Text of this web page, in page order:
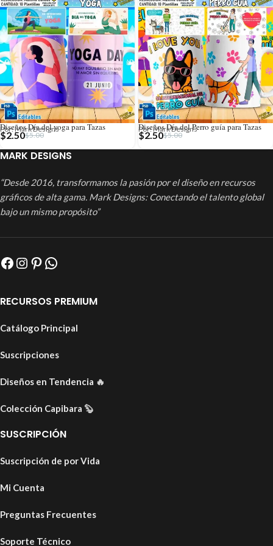
Diseños Día del yoga para Tazas
Por: Mark Designs
$5.00
$2.50
Diseños Día del Perro guía para Tazas
Por: Mark Designs
$5.00
$2.50
MARK DESIGNS
“Desde 2016, transformamos la pasión por el diseño en recursos
gráficos de alta gama. Mark Designs: Conectando el talento global
bajo un mismo propósito”
RECURSOS PREMIUM
Catálogo Principal
Suscripciones
Diseños en Tendencia 🔥
Colección Capibara 🦫
SUSCRIPCIÓN
Suscripción de por Vida
Mi Cuenta
Preguntas Frecuentes
Soporte Técnico